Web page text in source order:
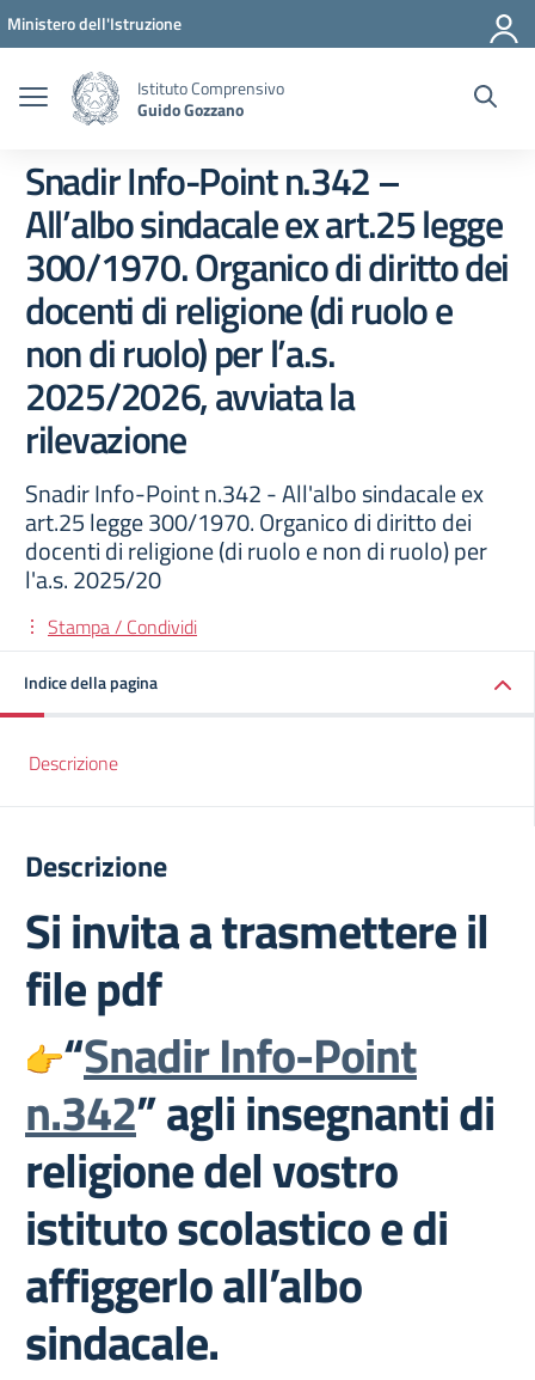
Vai ai contenuti
Vai al menu di navigazione
Vai al footer
Ministero dell'Istruzione
Istituto Comprensivo
Guido Gozzano
Snadir Info-Point n.342 –
All’albo sindacale ex art.25 legge
300/1970. Organico di diritto dei
docenti di religione (di ruolo e
non di ruolo) per l’a.s.
2025/2026, avviata la
rilevazione
Snadir Info-Point n.342 - All'albo sindacale ex
art.25 legge 300/1970. Organico di diritto dei
docenti di religione (di ruolo e non di ruolo) per
l'a.s. 2025/20
Stampa / Condividi
Indice della pagina
Descrizione
Descrizione
Si invita a trasmettere il
file pdf
“Snadir Info-Point
n.342” agli insegnanti di
religione del vostro
istituto scolastico e di
affiggerlo all’albo
sindacale.